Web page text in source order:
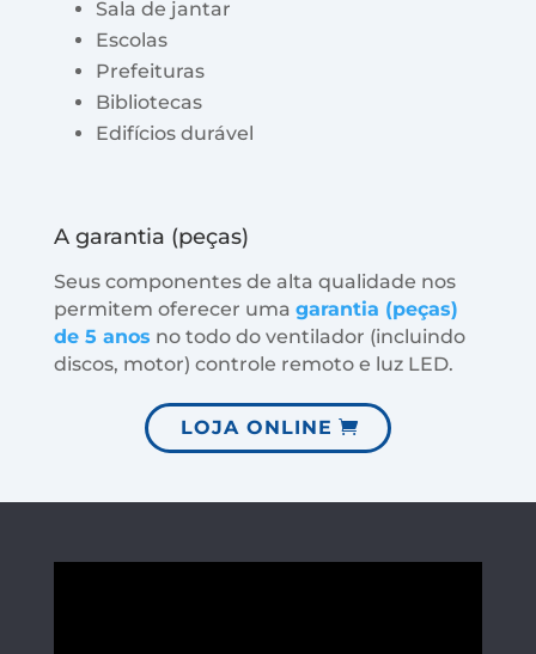
Sala de jantar
Escolas
Prefeituras
Bibliotecas
Edifícios durável
A garantia (peças)
Seus componentes de alta qualidade nos
permitem oferecer uma garantia (peças)
de 5 anos no todo do ventilador (incluindo
discos, motor) controle remoto e luz LED.
LOJA ONLINE